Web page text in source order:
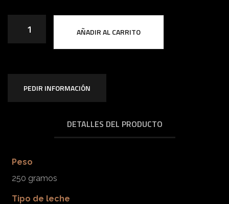
AÑADIR AL CARRITO
PEDIR INFORMACIÓN
DETALLES DEL PRODUCTO
Peso
250 gramos
Tipo de leche